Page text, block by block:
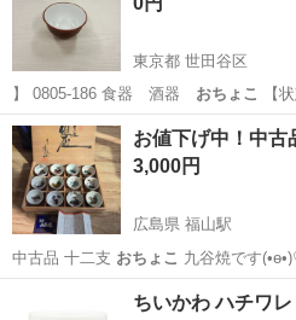
東京都 世田谷区
】 0805-186 食器 酒器 おちょこ 【
東京 世田谷区 食器 おちょ
お値下げ中！中古
3,000円
広島県 福山駅
中古品 十二支 おちょこ
福山駅
ちいかわ ハチワ